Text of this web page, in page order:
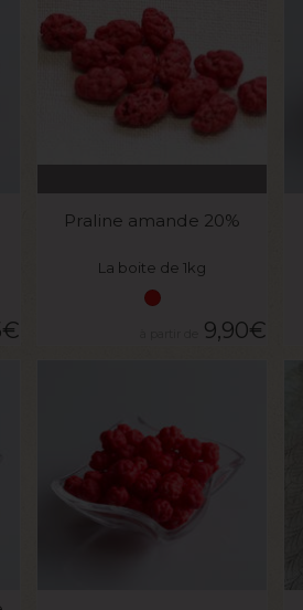
€
Praline amande 20%
La boite de 1kg
9,90€